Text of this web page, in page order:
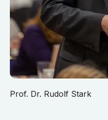
Prof. Dr. Rudolf Stark